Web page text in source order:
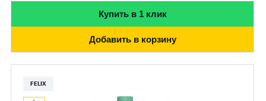
Купить в 1 клик
Добавить в корзину
FELIX